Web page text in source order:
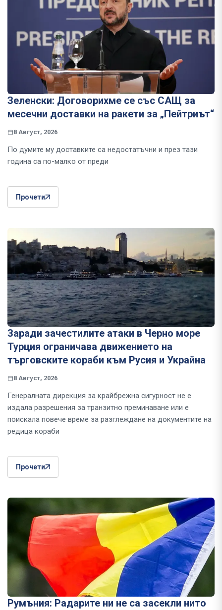
Зеленски: Договорихме се със САЩ за
месечни доставки на ракети за „Пейтриът“
8 Август, 2026
По думите му доставките са недостатъчни и през тази
година са по-малко от преди
Прочети
Заради зачестилите атаки в Черно море
Турция ограничава движението на
търговските кораби към Русия и Украйна
8 Август, 2026
Генералната дирекция за крайбрежна сигурност не е
издала разрешения за транзитно преминаване или е
поискала повече време за разглеждане на документите на
редица кораби
Прочети
Румъния: Радарите ни не са засекли нито